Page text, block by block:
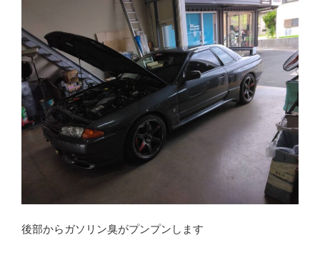
後部からガソリン臭がプンプンします